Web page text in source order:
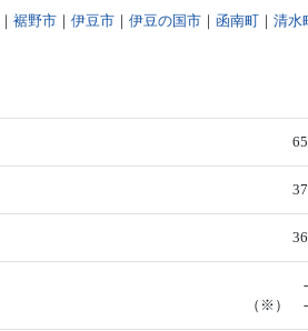
｜裾野市 ｜伊豆市 ｜伊豆の国市 ｜函南町 ｜清水
（※） -